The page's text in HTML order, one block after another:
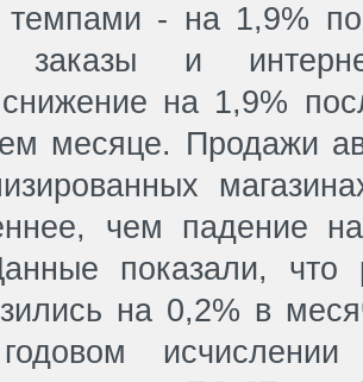
- на 1,9%
заказы и
на 1,9%
месяце. Продажи
чем падение
показали, что
на 0,2% в